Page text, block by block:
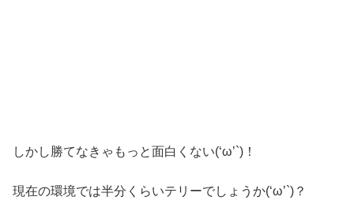
しかし勝てなきゃもっと面白くない(‘ω’`)！
現在の環境では半分くらいテリーでしょうか(‘ω’`)？